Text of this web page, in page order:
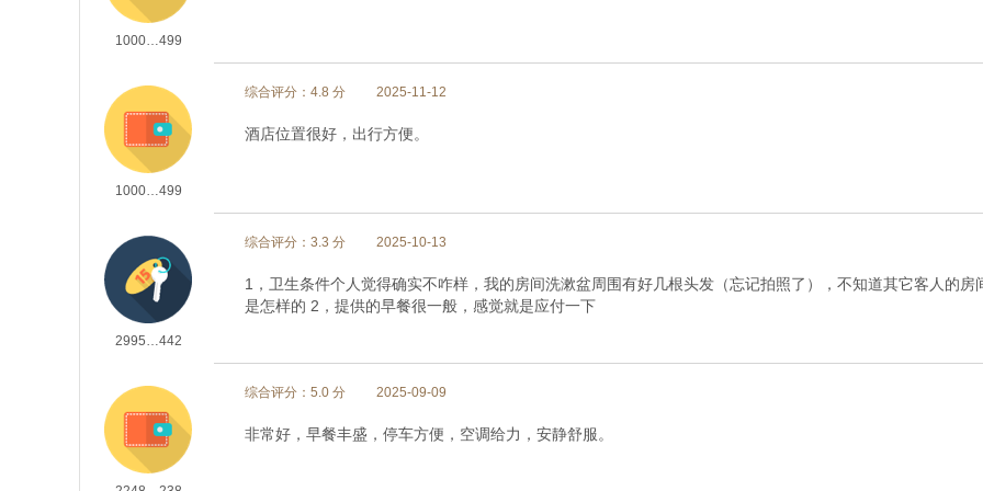
1000…499
1000…499
综合评分：4.8 分 2025-11-12
酒店位置很好，出行方便。
2995…442
综合评分：3.3 分 2025-10-13
1，卫生条件个人觉得确实不咋样，我的房间洗漱盆周围有好几根头发（忘记拍照了），不知道其它客人的房
是怎样的 2，提供的早餐很一般，感觉就是应付一下
综合评分：5.0 分 2025-09-09
非常好，早餐丰盛，停车方便，空调给力，安静舒服。